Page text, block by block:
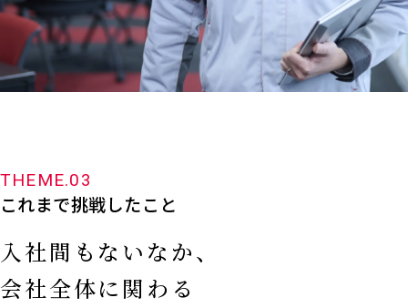
THEME.03
これまで挑戦したこと
入社間もないなか、
会社全体に関わる